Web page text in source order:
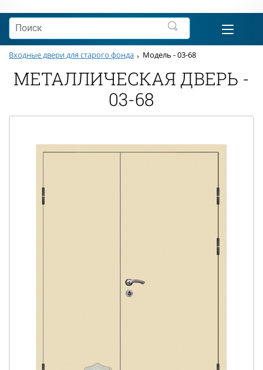
Входные двери для старого фонда Модель - 03-68
МЕТАЛЛИЧЕСКАЯ ДВЕРЬ -
03-68